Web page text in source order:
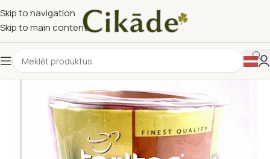
Skip to navigation
Skip to main content